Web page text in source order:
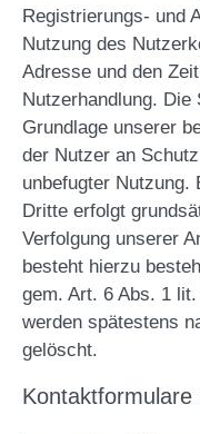
Registrierungs- und
Nutzung des
Adresse und den
Nutzerhandlung. Die
Grundlage unserer
der Nutzer an
unbefugter Nutzung.
Dritte erfolgt
Verfolgung unserer
besteht hierzu
gem. Art. 6 Abs. 1
werden spätestens
gelöscht.
Kontaktformulare